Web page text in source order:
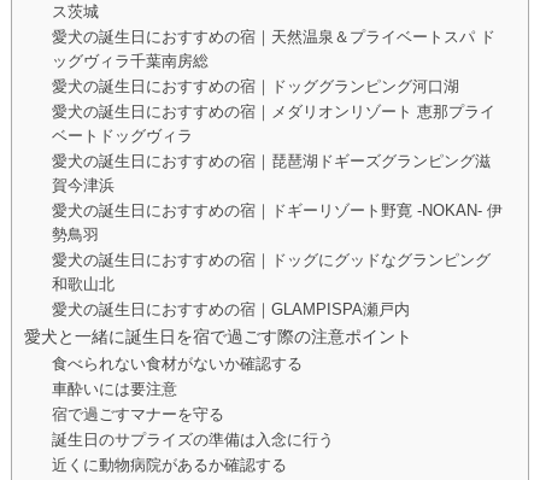
ス茨城
愛犬の誕生日におすすめの宿｜天然温泉＆プライベートスパ ド
ッグヴィラ千葉南房総
愛犬の誕生日におすすめの宿｜ドッググランピング河口湖
愛犬の誕生日におすすめの宿｜メダリオンリゾート 恵那プライ
ベートドッグヴィラ
愛犬の誕生日におすすめの宿｜琵琶湖ドギーズグランピング滋
賀今津浜
愛犬の誕生日におすすめの宿｜ドギーリゾート野寛 -NOKAN- 伊
勢鳥羽
愛犬の誕生日におすすめの宿｜ドッグにグッドなグランピング
和歌山北
愛犬の誕生日におすすめの宿｜GLAMPISPA瀬戸内
愛犬と一緒に誕生日を宿で過ごす際の注意ポイント
食べられない食材がないか確認する
車酔いには要注意
宿で過ごすマナーを守る
誕生日のサプライズの準備は入念に行う
近くに動物病院があるか確認する